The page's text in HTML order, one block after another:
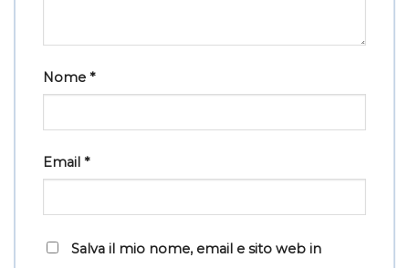
Nome *
Email *
Salva il mio nome, email e sito web in